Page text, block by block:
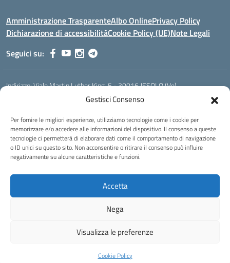
Gestisci Consenso
Per fornire le migliori esperienze, utilizziamo tecnologie come i cookie per
memorizzare e/o accedere alle informazioni del dispositivo. Il consenso a queste
tecnologie ci permetterà di elaborare dati come il comportamento di navigazione
o ID unici su questo sito. Non acconsentire o ritirare il consenso può influire
negativamente su alcune caratteristiche e funzioni.
Accetta
Nega
Visualizza le preferenze
Cookie Policy
Amministrazione TrasparenteAlbo OnlinePrivacy Policy
Dichiarazione di accessibilitàCookie Policy (UE)Note Legali
Seguici su:
Indirizzo:Viale Martin Luther King, 5 - 30016 JESOLO (Ve)
Email:verh020008@istruzione.it
Codice fiscale: 93023530277
Codice meccanografico:VERH020008
Codice Indice delle Pubbliche Amministrazioni (IPA): istsc_verh020008
Codice unico di fatturazione (CUF): UFBI5A
Istituto professionale di Stato per l'enogastronomia e l'ospitalità
IPSEOA - ''Elena Cornaro"
Idea e progetto di Designers Italia